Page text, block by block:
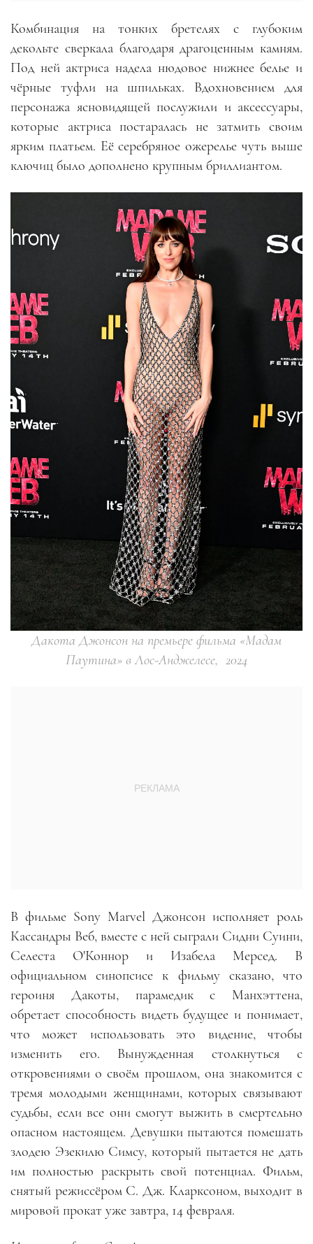
Комбинация на тонких бретелях с глубоким
декольте сверкала благодаря драгоценным камням.
Под ней актриса надела нюдовое нижнее белье и
чёрные туфли на шпильках. Вдохновением для
персонажа ясновидящей послужили и аксессуары,
которые актриса постаралась не затмить своим
ярким платьем. Её серебряное ожерелье чуть выше
ключиц было дополнено крупным бриллиантом.
Дакота Джонсон на премьере фильма «Мадам
Паутина» в Лос-Анджелесе, 2024
В фильме Sony Marvel Джонсон исполняет роль
Кассандры Веб, вместе с ней сыграли Сидни Суини,
Селеста О'Коннор и Изабела Мерсед. В
официальном синопсисе к фильму сказано, что
героиня Дакоты, парамедик с Манхэттена,
обретает способность видеть будущее и понимает,
что может использовать это видение, чтобы
изменить его. Вынужденная столкнуться с
откровениями о своём прошлом, она знакомится с
тремя молодыми женщинами, которых связывают
судьбы, если все они смогут выжить в смертельно
опасном настоящем. Девушки пытаются помешать
злодею Эзекилю Симсу, который пытается не дать
им полностью раскрыть свой потенциал. Фильм,
снятый режиссёром С. Дж. Кларксоном, выходит в
мировой прокат уже завтра, 14 февраля.